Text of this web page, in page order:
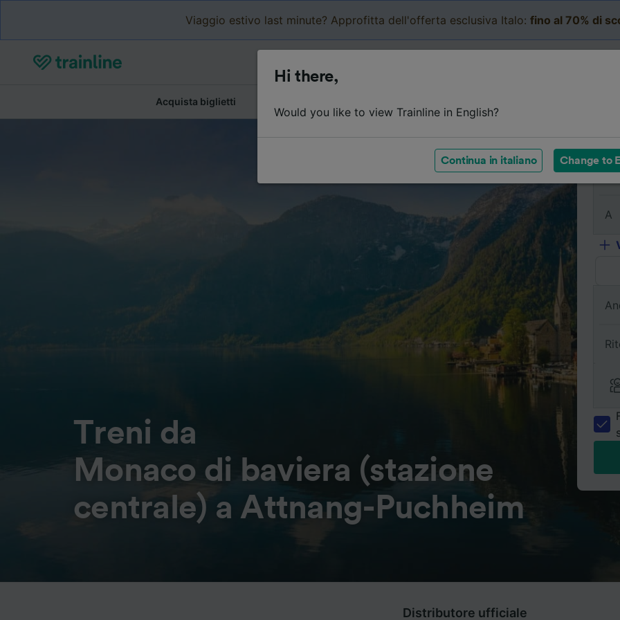
Viaggio estivo last minute? Approfitta dell'offerta esclusiva Italo: fino al 70% di
Acquista biglietti
Treni da
Monaco di baviera (stazione
centrale) a Attnang-Puchheim
Da
A
Distributore ufficiale
Hi there,
Would you like to view Trainline in English?
Continua in italiano Change to